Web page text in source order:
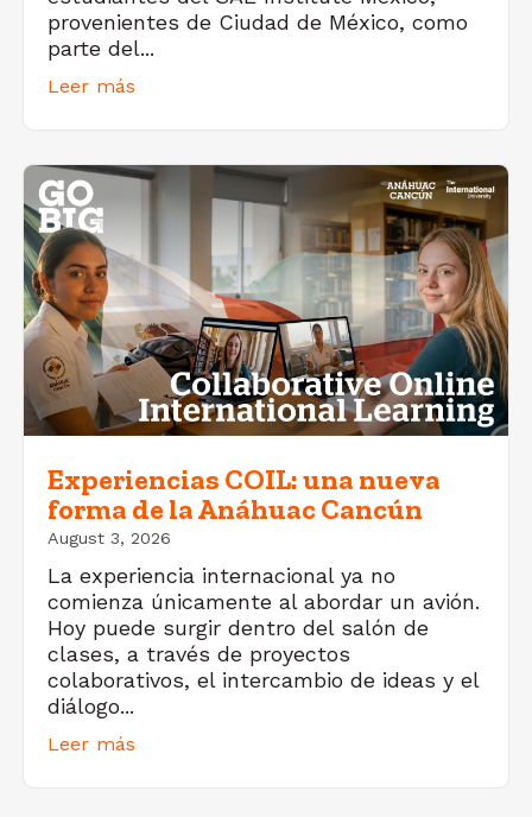
provenientes de Ciudad de México, como
parte del...
Leer más
Experiencias COIL: una nueva
forma de la Anáhuac Cancún
August 3, 2026
La experiencia internacional ya no
comienza únicamente al abordar un avión.
Hoy puede surgir dentro del salón de
clases, a través de proyectos
colaborativos, el intercambio de ideas y el
diálogo...
Leer más